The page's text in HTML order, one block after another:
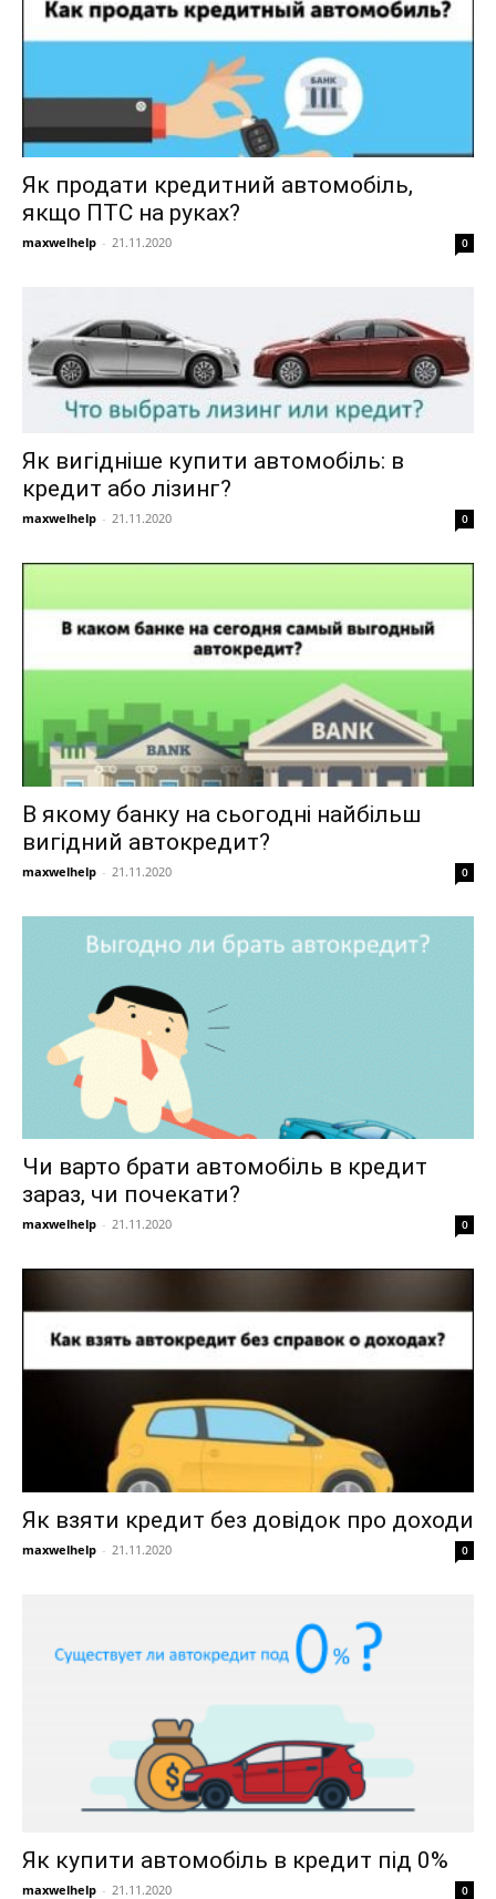
Як продати кредитний автомобіль,
якщо ПТС на руках?
maxwelhelp - 21.11.2020 0
Як вигідніше купити автомобіль: в
кредит або лізинг?
maxwelhelp - 21.11.2020 0
В якому банку на сьогодні найбільш
вигідний автокредит?
maxwelhelp - 21.11.2020 0
Чи варто брати автомобіль в кредит
зараз, чи почекати?
maxwelhelp - 21.11.2020 0
Як взяти кредит без довідок про доходи
maxwelhelp - 21.11.2020 0
Як купити автомобіль в кредит під 0%
maxwelhelp - 21.11.2020 0